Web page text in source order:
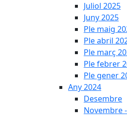
Juliol 2025
Juny 2025
Ple maig
Ple abril
Ple març
Ple febrer
Ple gener
Any 2024
Desembre
Novembre